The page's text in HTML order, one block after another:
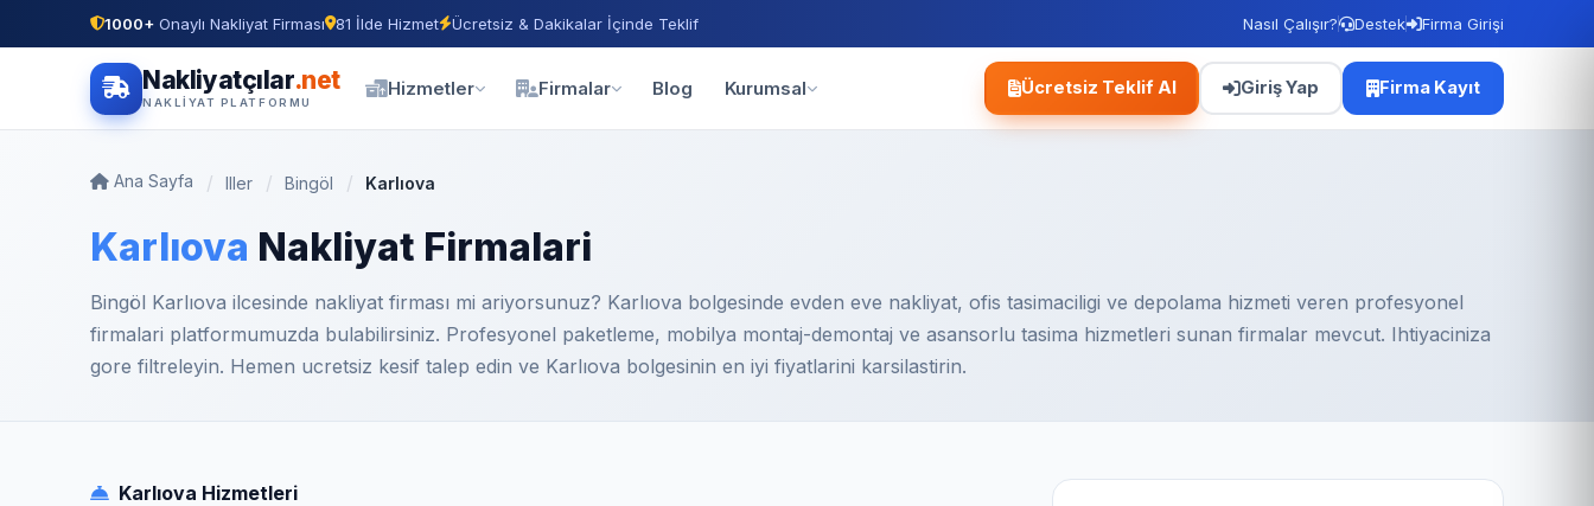
1000+ Onaylı Nakliyat Firması 81 İlde Hizmet Ücretsiz & Dakikalar İçinde Teklif Nasıl Çalışır? Destek Firma Girişi
Nakliyatçılar.net
NAKLIYAT PLATFORMU
Hizmetler Firmalar Blog Kurumsal Ücretsiz Teklif Al Giriş Yap Firma Kayıt
Ana Sayfa Iller Bingöl Karlıova
Karlıova Nakliyat Firmalari
Bingöl Karlıova ilcesinde nakliyat firması mi ariyorsunuz? Karlıova bolgesinde evden eve nakliyat, ofis tasimaciligi ve depolama hizmeti veren profesyonel
firmalari platformumuzda bulabilirsiniz. Profesyonel paketleme, mobilya montaj-demontaj ve asansorlu tasima hizmetleri sunan firmalar mevcut. Ihtiyaciniza
gore filtreleyin. Hemen ucretsiz kesif talep edin ve Karlıova bolgesinin en iyi fiyatlarini karsilastirin.
Karlıova Hizmetleri